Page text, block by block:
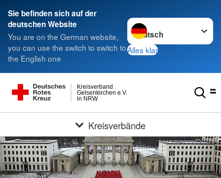
Sie befinden sich auf der
deutschen Website
You are on the German website,
you can use the switch to switch to
the English one
Sprache wechseln zu
Alles klar
in NRW
Gelsenkirchen e.V.
Kreisverband
Kreisverbände